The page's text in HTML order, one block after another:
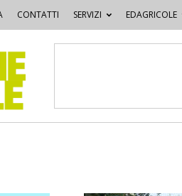
CONTATTI SERVIZI EDAGRICOLE